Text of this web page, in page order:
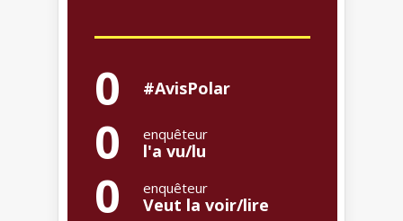
0 #AvisPolar
0 enquêteur
l'a vu/lu
0 enquêteur
Veut la voir/lire